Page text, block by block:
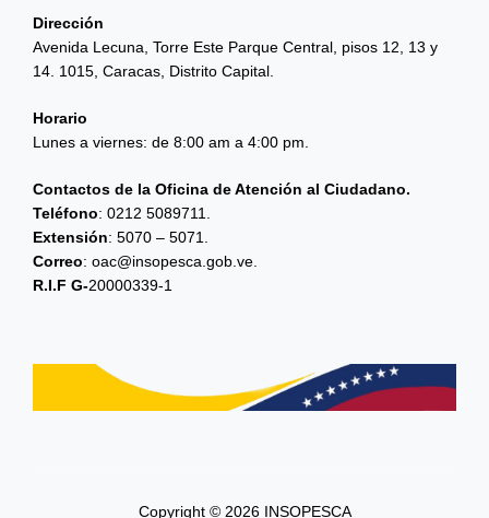
Dirección
Avenida Lecuna, Torre Este Parque Central, pisos 12, 13 y
14. 1015, Caracas, Distrito Capital.
Horario
Lunes a viernes: de 8:00 am a 4:00 pm.
Contactos de la Oficina de Atención al Ciudadano.
Teléfono: 0212 5089711.
Extensión: 5070 – 5071.
Correo: oac@insopesca.gob.ve.
R.I.F G-20000339-1
Copyright © 2026 INSOPESCA